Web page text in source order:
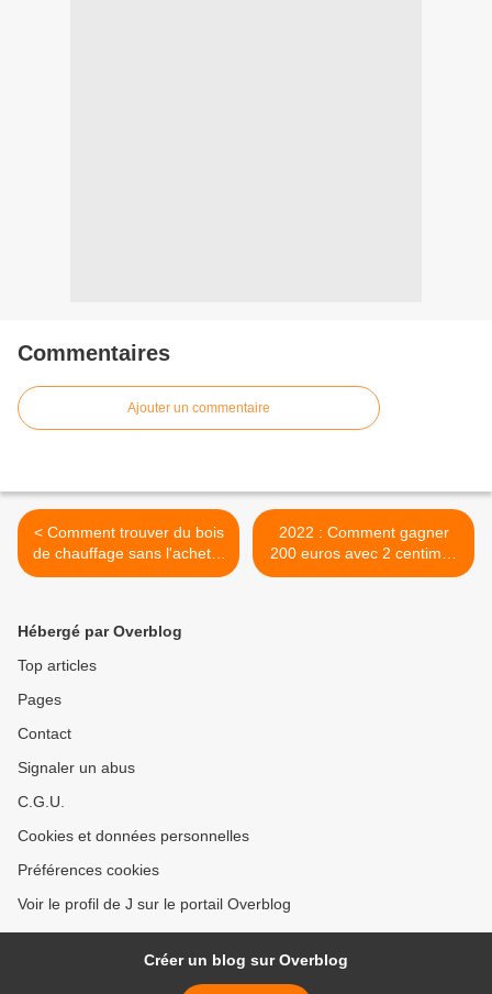
Commentaires
Ajouter un commentaire
< Comment trouver du bois
de chauffage sans l'acheter
dans le commerce ?
2022 : Comment gagner
200 euros avec 2 centimes
! >
Hébergé par Overblog
Top articles
Pages
Contact
Signaler un abus
C.G.U.
Cookies et données personnelles
Préférences cookies
Voir le profil de J sur le portail Overblog
Créer un blog sur Overblog